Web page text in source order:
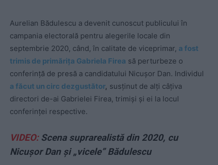
Aurelian Bădulescu a devenit cunoscut publicului în
campania electorală pentru alegerile locale din
septembrie 2020, când, în calitate de viceprimar, a fost
trimis de primărița Gabriela Firea să perturbeze o
conferință de presă a candidatului Nicușor Dan. Individul
a făcut un circ dezgustător, susținut de alți câțiva
directori de-ai Gabrielei Firea, trimiși și ei la locul
conferinței respective.
VIDEO:Scena suprarealistă din 2020, cu
Nicușor Dan și „vicele” Bădulescu